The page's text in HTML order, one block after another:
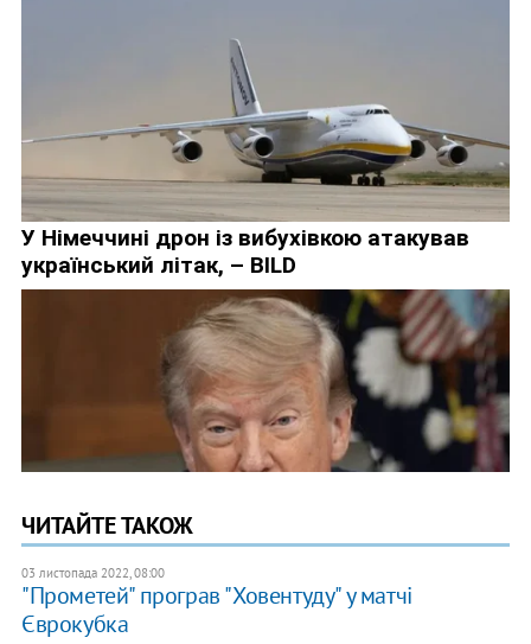
ЧИТАЙТЕ ТАКОЖ
03 листопада 2022, 08:00
"Прометей" програв "Ховентуду" у матчі
Єврокубка